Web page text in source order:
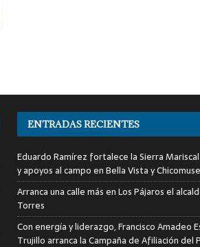
ENTRADAS RECIENTES
Eduardo Ramírez fortalece la Sierra
y apoyos al campo en Bella Vista y
Arranca una calle más en Los Pájaros el
Torres
Con energía y liderazgo, Francisco Amadeo
Trujillo arranca la Campaña de Afiliación del